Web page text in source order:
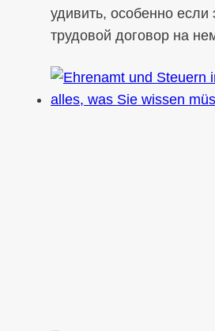
удивить, особенно если
трудовой договор на